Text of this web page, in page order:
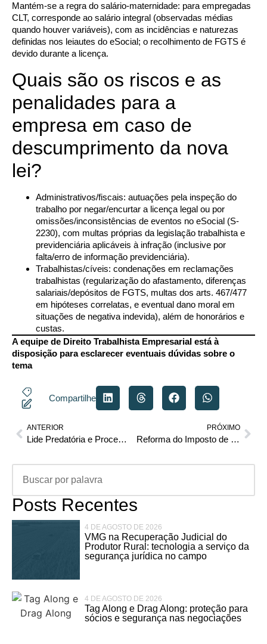
Mantém-se a regra do salário-maternidade: para empregadas
CLT, corresponde ao salário integral (observadas médias
quando houver variáveis), com as incidências e naturezas
definidas nos leiautes do eSocial; o recolhimento de FGTS é
devido durante a licença.
Quais são os riscos e as
penalidades para a
empresa em caso de
descumprimento da nova
lei?
Administrativos/fiscais: autuações pela inspeção do
trabalho por negar/encurtar a licença legal ou por
omissões/inconsistências de eventos no eSocial (S-
2230), com multas próprias da legislação trabalhista e
previdenciária aplicáveis à infração (inclusive por
falta/erro de informação previdenciária).
Trabalhistas/cíveis: condenações em reclamações
trabalhistas (regularização do afastamento, diferenças
salariais/depósitos de FGTS, multas dos arts. 467/477
em hipóteses correlatas, e eventual dano moral em
situações de negativa indevida), além de honorários e
custas.
A equipe de Direito Trabalhista Empresarial está à
disposição para esclarecer eventuais dúvidas sobre o
tema
Compartilhe
ANTERIOR
Lide Predatória e Processo do Trabalho: etica, eficiência e acesso à justiça
PRÓXIMO
Reforma do Imposto de Renda
Posts Recentes
4 DE AGOSTO DE 2026
VMG na Recuperação Judicial do
Produtor Rural: tecnologia a serviço da
segurança jurídica no campo
4 DE AGOSTO DE 2026
Tag Along e Drag Along: proteção para
sócios e segurança nas negociações